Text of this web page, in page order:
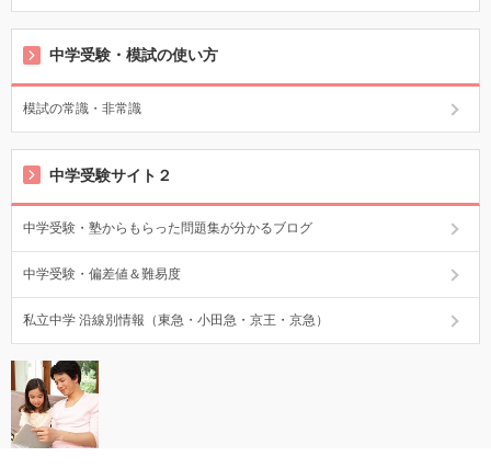
中学受験・模試の使い方
模試の常識・非常識
中学受験サイト２
中学受験・塾からもらった問題集が分かるブログ
中学受験・偏差値＆難易度
私立中学 沿線別情報（東急・小田急・京王・京急）